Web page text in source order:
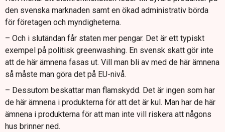
den svenska marknaden samt en ökad administrativ börda
för företagen och myndigheterna.
– Och i slutändan får staten mer pengar. Det är ett typiskt
exempel på politisk greenwashing. En svensk skatt gör inte
att de här ämnena fasas ut. Vill man bli av med de här ämnena
så måste man göra det på EU-nivå.
– Dessutom beskattar man flamskydd. Det är ingen som har
de här ämnena i produkterna för att det är kul. Man har de här
ämnena i produkterna för att man inte vill riskera att någons
hus brinner ned.